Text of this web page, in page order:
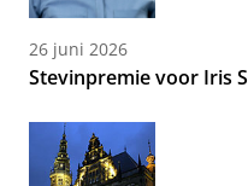
26 juni 2026
Stevinpremie voor Iris